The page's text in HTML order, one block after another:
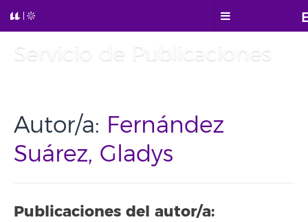
Servicio de Publicaciones
Autor/a: Fernández
Suárez, Gladys
Publicaciones del autor/a: